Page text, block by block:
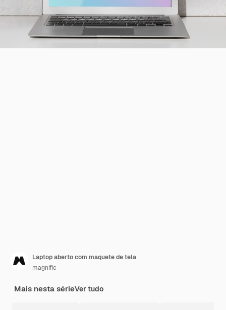
Laptop aberto com maquete de tela
magnific
Mais nesta sérieVer tudo